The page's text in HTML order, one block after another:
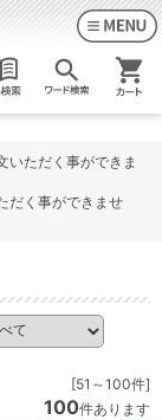
いただく事ができま
だく事ができませ
[51～100件]
100件あります